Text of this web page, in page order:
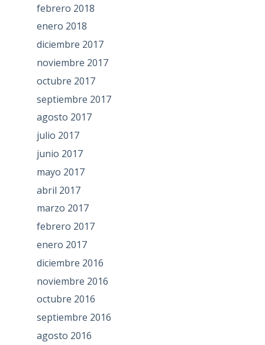
febrero 2018
enero 2018
diciembre 2017
noviembre 2017
octubre 2017
septiembre 2017
agosto 2017
julio 2017
junio 2017
mayo 2017
abril 2017
marzo 2017
febrero 2017
enero 2017
diciembre 2016
noviembre 2016
octubre 2016
septiembre 2016
agosto 2016